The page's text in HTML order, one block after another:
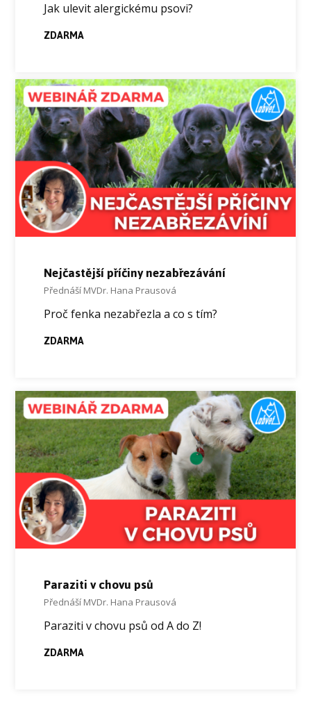
Jak ulevit alergickému psovi?
ZDARMA
Nejčastější příčiny nezabřezávání
Přednáší MVDr. Hana Prausová
Proč fenka nezabřezla a co s tím?
ZDARMA
Paraziti v chovu psů
Přednáší MVDr. Hana Prausová
Paraziti v chovu psů od A do Z!
ZDARMA